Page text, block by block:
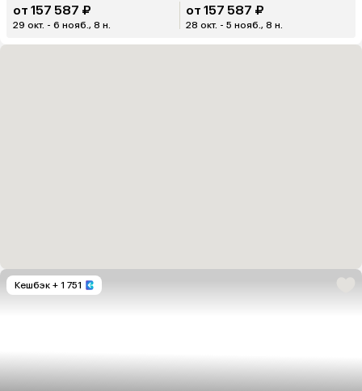
от 157 587 ₽
29 окт. - 6 нояб., 8 н.
от 157 587 ₽
28 окт. - 5 нояб., 8 н.
Кешбэк + 1 751